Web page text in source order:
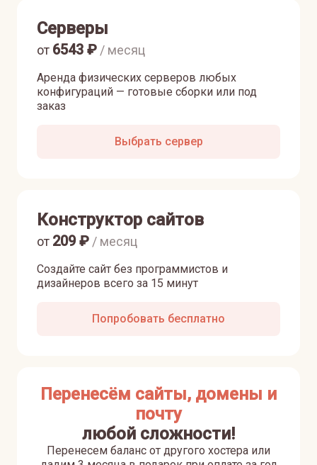
Серверы
Аренда физических серверов любых
конфигураций — готовые сборки или под
заказ
от 6543 ₽ / месяц
Выбрать сервер
Конструктор сайтов
Создайте сайт без программистов и
дизайнеров всего за 15 минут
от 209₽ / месяц
Попробовать бесплатно
Перенесём сайты, домены и
почту
любой сложности!
Перенесем баланс от другого хостера или